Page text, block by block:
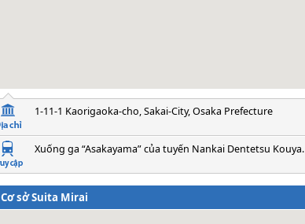
1-11-1 Kaorigaoka-cho, Sakai-City, Osaka Prefecture
Xuống ga “Asakayama” của tuyến Nankai Dentetsu Kouya.
Cơ sở Suita Mirai